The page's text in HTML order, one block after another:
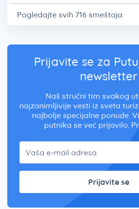
Pogledajte svih 716 smeštaja
Prijavite se za
newsletter
Naš stručni tim svakog
najzanimljivije vesti iz sveta
najbolje specijalne ponude.
putnika se već prijavilo.
Prijavite se